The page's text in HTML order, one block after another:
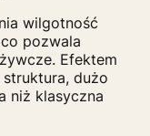
wilgotność
pozwala
Efektem
dużo
niż klasyczna